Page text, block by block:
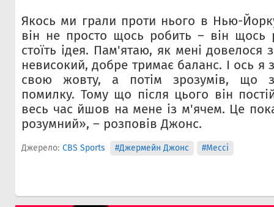
Якось ми грали проти нього в Нью-
він не просто щось робить – він щось
стоїть ідея. Пам'ятаю, як мені довелося
невисокий, добре тримає баланс. І ось я
свою жовту, а потім зрозумів, що
помилку. Тому що після цього він
весь час йшов на мене із м'ячем. Це
розумний», – розповів Джонс.
Джерело: CBS Sports #Джермейн Джонс #Мессі